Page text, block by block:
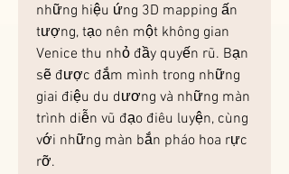
những hiệu ứng 3D mapping ấn
tượng, tạo nên một không gian
Venice thu nhỏ đầy quyến rũ. Bạn
sẽ được đắm mình trong những
giai điệu du dương và những màn
trình diễn vũ đạo điêu luyện, cùng
với những màn bắn pháo hoa rực
rỡ.